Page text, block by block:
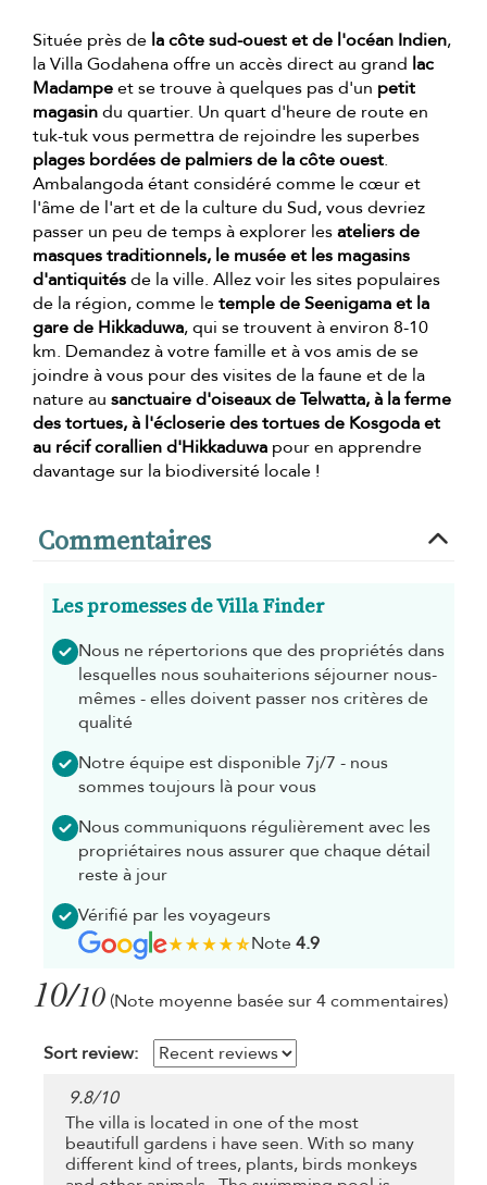
Située près de la côte sud-ouest et de l'océan Indien,
la Villa Godahena offre un accès direct au grand lac
Madampeet se trouve à quelques pas d'un petit
magasindu quartier. Un quart d'heure de route en
tuk-tuk vous permettra de rejoindre les superbes
plages bordées de palmiers de la côte ouest.
Ambalangoda étant considéré comme le cœur et
l'âme de l'art et de la culture du Sud, vous devriez
passer un peu de temps à explorer lesateliers de
masques traditionnels, le musée et les magasins
d'antiquitésde la ville. Allez voir les sites populaires
de la région, comme letemple de Seenigama et la
gare de Hikkaduwa, qui se trouvent à environ 8-10
km. Demandez à votre famille et à vos amis de se
joindre à vous pour des visites de la faune et de la
nature au sanctuaire d'oiseaux de Telwatta, à la ferme
des tortues, à l'écloserie des tortues de Kosgoda et
au récif corallien d'Hikkaduwa pour en apprendre
davantage sur la biodiversité locale !
Commentaires
Les promesses de Villa Finder
Nous ne répertorions que des propriétés dans
lesquelles nous souhaiterions séjourner nous-
mêmes - elles doivent passer nos critères de
qualité
Notre équipe est disponible 7j/7 - nous
sommes toujours là pour vous
Nous communiquons régulièrement avec les
propriétaires nous assurer que chaque détail
reste à jour
Vérifié par les voyageurs
Note4.9
10/10 (Note moyenne basée sur 4 commentaires)
Sort review:
9.8/10
The villa is located in one of the most
beautifull gardens i have seen. With so many
different kind of trees, plants, birds monkeys